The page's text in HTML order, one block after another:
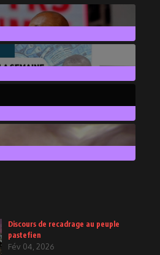
376Posts
6Posts
Discours de recadrage au peuple
pastefien
Fév 04, 2026